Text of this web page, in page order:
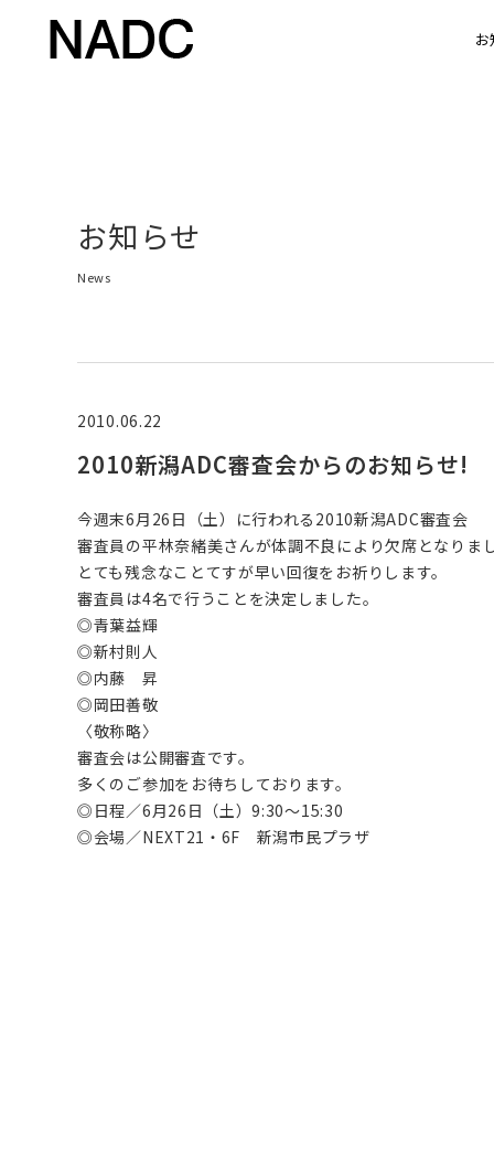
お
お知らせ
News
2010.06.22
2010新潟ADC審査会からのお知らせ!
今週末6月26日（土）に行われる2010新潟ADC審査会
審査員の平林奈緒美さんが体調不良により欠席となりま
とても残念なことてすが早い回復をお祈りします。
審査員は4名で行うことを決定しました。
◎青葉益輝
◎新村則人
◎内藤 昇
◎岡田善敬
〈敬称略〉
審査会は公開審査です。
多くのご参加をお待ちしております。
◎日程／6月26日（土）9:30〜15:30
◎会場／NEXT21・6F 新潟市民プラザ